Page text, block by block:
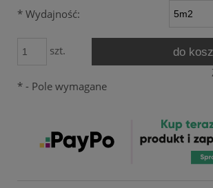
* Wydajność:
szt.
do
* - Pole wymagane